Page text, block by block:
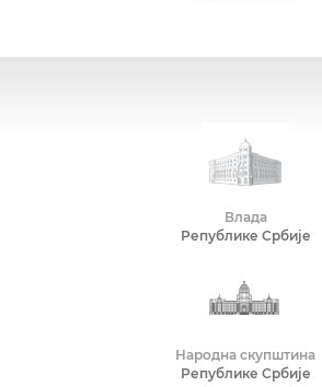
Влада
Републике Србије
Народна скупштина
Републике Србије